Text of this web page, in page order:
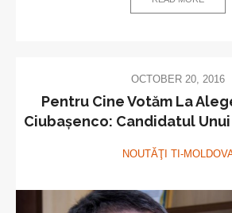
OCTOBER 20, 2016
Pentru Cine Votăm La
Ciubașenco: Candidatul
NOUTĂŢI TI-